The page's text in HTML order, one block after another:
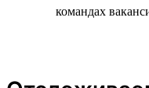
командах